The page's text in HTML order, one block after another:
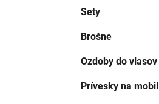
Sety
Brošne
Ozdoby do vlasov
Prívesky na mobil